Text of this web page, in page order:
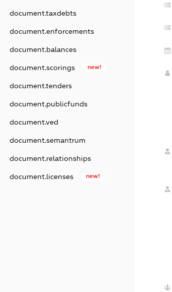
document.taxdebts
document.enforcements
document.balances
document.scorings new!
document.tenders
document.publicfunds
document.ved
document.semantrum
document.relationships
document.licenses new!